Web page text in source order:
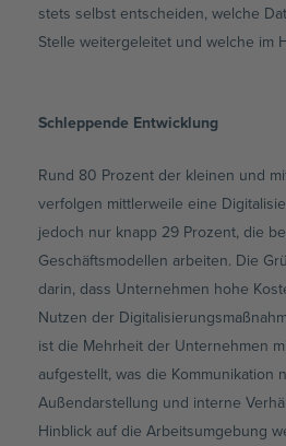
stets selbst entscheiden, welche
Stelle weitergeleitet und welche im
Schleppende Entwicklung
Rund 80 Prozent der kleinen und
verfolgen mittlerweile eine
jedoch nur knapp 29 Prozent, die
Geschäftsmodellen arbeiten. Die
darin, dass Unternehmen hohe
Nutzen der
ist die Mehrheit der Unternehmen
aufgestellt, was die Kommunikation
Außendarstellung und interne
Hinblick auf die Arbeitsumgebung